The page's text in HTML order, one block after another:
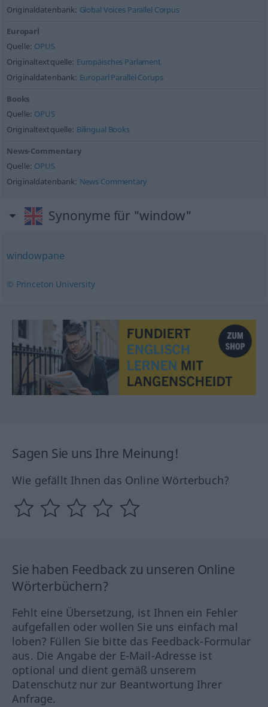
Originaldatenbank: Global Voices Parallel Corpus
Europarl
Quelle: OPUS
Originaltextquelle: Europäisches Parlament
Originaldatenbank: Europarl Parallel Corups
Books
Quelle: OPUS
Originaltextquelle: Bilingual Books
News-Commentary
Quelle: OPUS
Originaldatenbank: News Commentary
Synonyme für "window"
windowpane
© Princeton University
Sagen Sie uns Ihre Meinung!
Wie gefällt Ihnen das Online Wörterbuch?
Sie haben Feedback zu unseren Online
Wörterbüchern?
Fehlt eine Übersetzung, ist Ihnen ein Fehler
aufgefallen oder wollen Sie uns einfach mal
loben? Füllen Sie bitte das Feedback-Formular
aus. Die Angabe der E-Mail-Adresse ist
optional und dient gemäß unserem
Datenschutz nur zur Beantwortung Ihrer
Anfrage.